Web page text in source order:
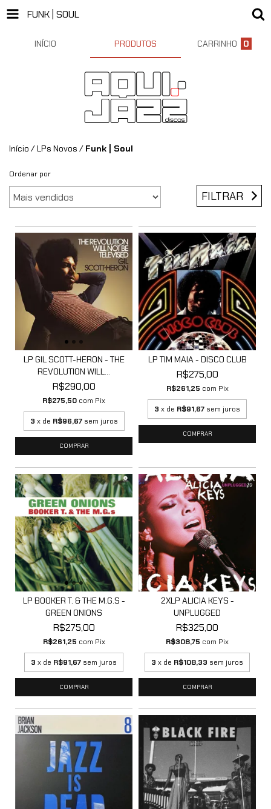
FUNK | SOUL
INÍCIO PRODUTOS CARRINHO 0
Início /LPs Novos / Funk | Soul
Ordenar por
FILTRAR
LP GIL SCOTT-HERON - THE
REVOLUTION WILL...
R$290,00
R$275,50 com Pix
3 x de R$96,67 sem juros
LP TIM MAIA - DISCO CLUB
R$275,00
R$261,25 com Pix
3 x de R$91,67 sem juros
LP BOOKER T. & THE M.G.S -
GREEN ONIONS
R$275,00
R$261,25 com Pix
3 x de R$91,67 sem juros
2XLP ALICIA KEYS -
UNPLUGGED
R$325,00
R$308,75 com Pix
3 x de R$108,33 sem juros